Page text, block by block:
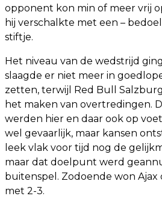
opponent kon min of meer vrij
hij verschalkte met een –
stiftje.
Het niveau van de wedstrijd
slaagde er niet meer in
zetten, terwijl Red Bull
het maken van overtredingen.
werden hier en daar ook op
wel gevaarlijk, maar kansen
leek vlak voor tijd nog de
maar dat doelpunt werd
buitenspel. Zodoende won Ajax
met 2-3.